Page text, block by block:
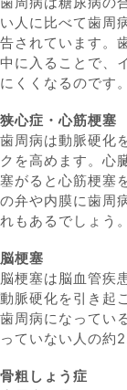
い人に比べて歯周
告されています。
中に入ることで、
にくくなるのです。
狭心症・心筋梗塞
歯周病は動脈硬化
クを高めます。心
塞がると心筋梗塞
の弁や内膜に歯周
れもあるでしょう。
脳梗塞
脳梗塞は脳血管疾
動脈硬化を引き起
歯周病になってい
っていない人の約
骨粗しょう症